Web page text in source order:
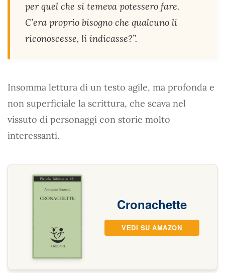
per quel che si temeva potessero fare.
C’era proprio bisogno che qualcuno li
riconoscesse, li indicasse?”.
Insomma lettura di un testo agile, ma profonda e
non superficiale la scrittura, che scava nel
vissuto di personaggi con storie molto
interessanti.
Cronachette
VEDI SU AMAZON